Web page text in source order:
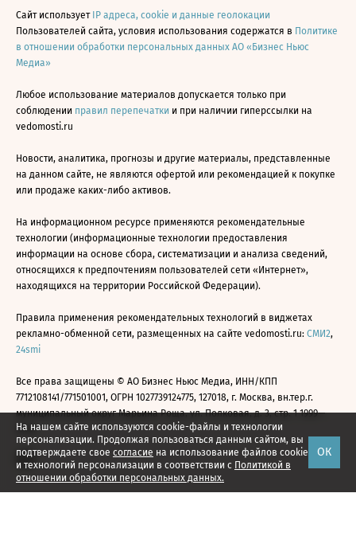
На нашем сайте используются cookie-файлы и технологии
персонализации. Продолжая пользоваться данным сайтом, вы
подтверждаете свое согласие на использование файлов cookie
и технологий персонализации в соответствии с Политикой в
отношении обработки персональных данных.
ОК
Сайт использует IP адреса, cookie и данные геолокации
Пользователей сайта, условия использования содержатся в Политике
в отношении обработки персональных данных АО «Бизнес Ньюс
Медиа»
Любое использование материалов допускается только при
соблюдении правил перепечатки и при наличии гиперссылки на
vedomosti.ru
Новости, аналитика, прогнозы и другие материалы, представленные
на данном сайте, не являются офертой или рекомендацией к покупке
или продаже каких-либо активов.
На информационном ресурсе применяются рекомендательные
технологии (информационные технологии предоставления
информации на основе сбора, систематизации и анализа сведений,
относящихся к предпочтениям пользователей сети «Интернет»,
находящихся на территории Российской Федерации).
Правила применения рекомендательных технологий в виджетах
рекламно-обменной сети, размещенных на сайте vedomosti.ru: СМИ2,
24smi
Все права защищены © АО Бизнес Ньюс Медиа, ИНН/КПП
7712108141/771501001, ОГРН 1027739124775, 127018, г. Москва, вн.тер.г.
муниципальный округ Марьина Роща, ул. Полковая, д. 3, стр. 1 1999—
2026